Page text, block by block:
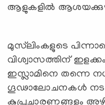
ആളുകളില്‍
മുസ്‍ലിംകളുടെ
വിശ്വാസത്തിന്
ഇസ്ലാമിനെ തന്നെ
ഗൂഢാലോചനകള്‍
കുപ്രചാരണങ്ങളും